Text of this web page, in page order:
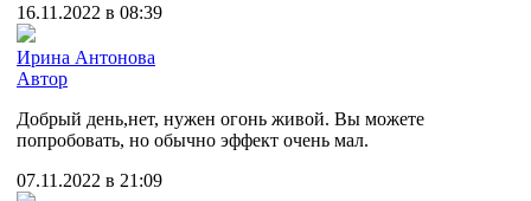
16.11.2022 в 08:39
Ирина Антонова
Автор
Добрый день,нет, нужен огонь живой. Вы можете
попробовать, но обычно эффект очень мал.
07.11.2022 в 21:09